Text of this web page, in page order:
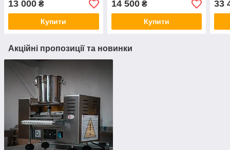
13 000 ₴
Купити
14 500₴
Купити
33
Акційні пропозиції та новинки